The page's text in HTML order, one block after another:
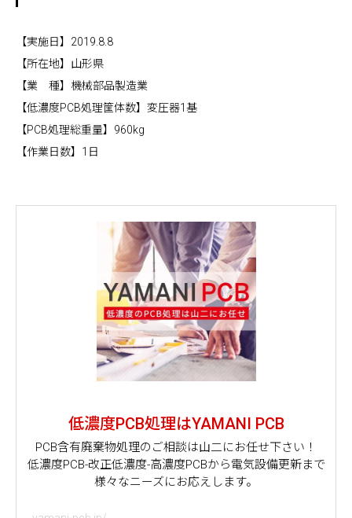
【実施日】2019.8.8
【所在地】山形県
【業 種】機械部品製造業
【低濃度PCB処理筐体数】変圧器1基
【PCB処理総重量】960kg
【作業日数】1日
低濃度PCB処理はYAMANI PCB
PCB含有廃棄物処理のご相談は山二にお任せ下さい！
低濃度PCB-改正低濃度-高濃度PCBから電気設備更新まで
様々なニーズにお応えします。